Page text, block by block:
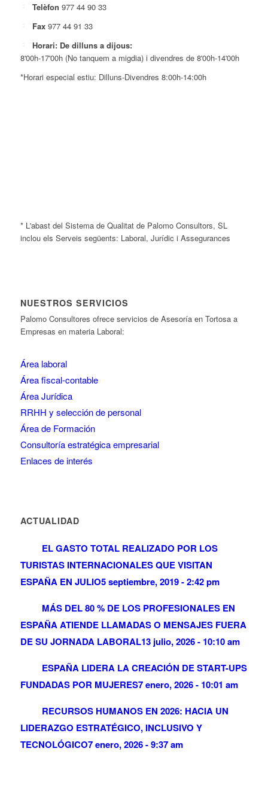
Telèfon 977 44 90 33
Fax 977 44 91 33
Horari: De dilluns a dijous:
8'00h-17'00h (No tanquem a migdia) i divendres de 8'00h-14'00h
*Horari especial estiu: Dilluns-Divendres 8:00h-14:00h
* L'abast del Sistema de Qualitat de Palomo Consultors, SL
inclou els Serveis següents: Laboral, Jurídic i Assegurances
NUESTROS SERVICIOS
Palomo Consultores ofrece servicios de Asesoría en Tortosa a
Empresas en materia Laboral:
Área laboral
Área fiscal-contable
Área Jurídica
RRHH y selección de personal
Área de Formación
Consultoría estratégica empresarial
Enlaces de interés
ACTUALIDAD
EL GASTO TOTAL REALIZADO POR LOS
TURISTAS INTERNACIONALES QUE VISITAN
ESPAÑA EN JULIO5 septiembre, 2019 - 2:42 pm
MÁS DEL 80 % DE LOS PROFESIONALES EN
ESPAÑA ATIENDE LLAMADAS O MENSAJES FUERA
DE SU JORNADA LABORAL13 julio, 2026 - 10:10 am
ESPAÑA LIDERA LA CREACIÓN DE START-UPS
FUNDADAS POR MUJERES7 enero, 2026 - 10:01 am
RECURSOS HUMANOS EN 2026: HACIA UN
LIDERAZGO ESTRATÉGICO, INCLUSIVO Y
TECNOLÓGICO7 enero, 2026 - 9:37 am